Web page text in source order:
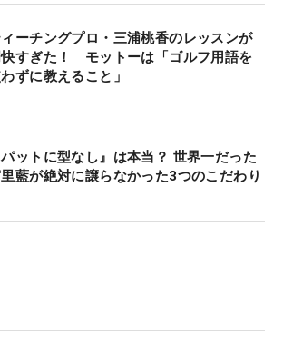
ーチングプロ・三浦桃香のレッスンが
すぎた！ モットーは「ゴルフ用語を
ずに教えること」
パットに型なし』は本当？ 世界一だった
藍が絶対に譲らなかった3つのこだわり